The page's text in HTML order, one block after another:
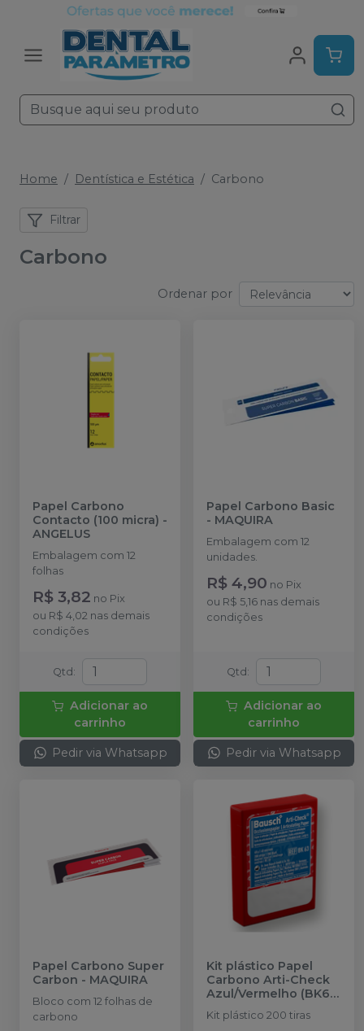
Home Dentística e Estética Carbono
Filtrar
Carbono
Ordenar por
Papel Carbono
Contacto (100 micra) -
ANGELUS
Embalagem com 12
folhas
R$ 3,82 no Pix
ou R$ 4,02 nas demais
condições
Qtd :
Adicionar ao
carrinho
Pedir via Whatsapp
Papel Carbono Basic
- MAQUIRA
Embalagem com 12
unidades.
R$ 4,90 no Pix
ou R$ 5,16 nas demais
condições
Qtd :
Adicionar ao
carrinho
Pedir via Whatsapp
Papel Carbono Super
Carbon - MAQUIRA
Bloco com 12 folhas de
carbono
Kit plástico Papel
Carbono Arti-Check
Azul/Vermelho (BK63)
BAUSCH
Kit plástico 200 tiras